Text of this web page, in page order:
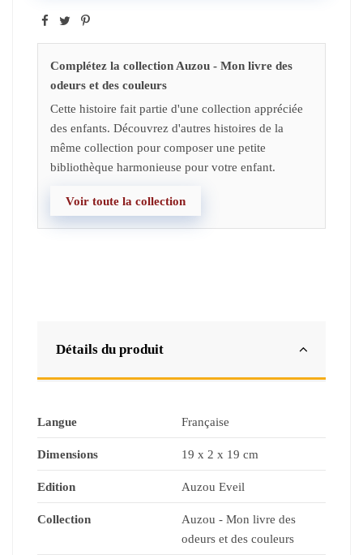
Complétez la collection Auzou - Mon livre des
odeurs et des couleurs
Cette histoire fait partie d'une collection appréciée
des enfants. Découvrez d'autres histoires de la
même collection pour composer une petite
bibliothèque harmonieuse pour votre enfant.
Voir toute la collection
Détails du produit
Langue Française
Dimensions 19 x 2 x 19 cm
Edition Auzou Eveil
Collection
Auzou - Mon livre des
odeurs et des couleurs